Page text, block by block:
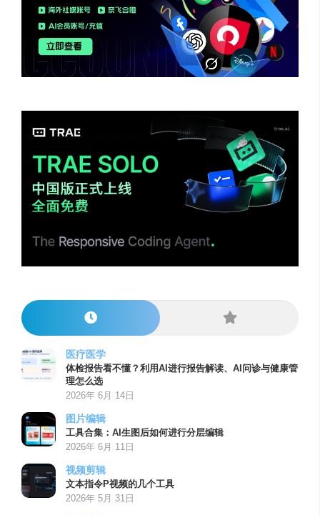
医疗医学
体检报告看不懂？利用AI进行报告解读、AI问诊与健康管
理怎么选
2026年 6月 14日
图片编辑
工具合集：AI生图后如何进行分层编辑
2026年 6月 11日
视频剪辑
文本指令P视频的几个工具
2026年 5月 31日